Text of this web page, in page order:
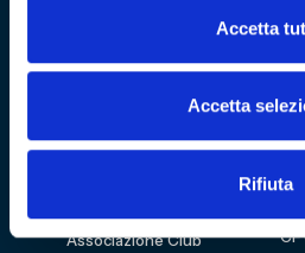
Accetta
Accetta
Rifiuta
Mostre e percorsi
Collezione
Fondazione
Associazione Club
CF